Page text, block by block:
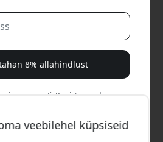
veebilehel küpsiseid
8% allahindlust
rämpsposti. Registreerudes